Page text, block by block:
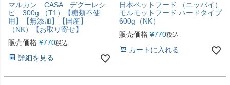
マルカン CASA デグーレシ
ピ 300g （T1）【糖類不使
用】【無添加】【国産】
（NK）【お取り寄せ】
販売価格 ¥770税込
詳細を見る
日本ペットフード （ニッパイ）
モルモットフード ハードタイプ
600g（NK）
販売価格 ¥770税込
カートに入れる